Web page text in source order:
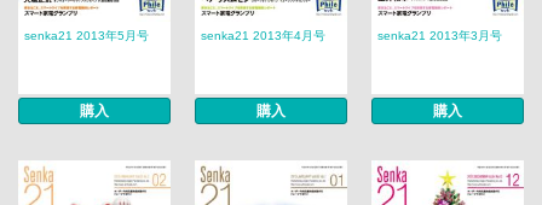
senka21 2013年5月号
購入
senka21 2013年4月号
購入
senka21 2013年3月号
購入